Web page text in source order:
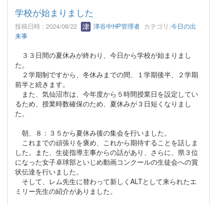
学校が始まりました
投稿日時 : 2024/08/22 津谷中HP管理者 カテゴリ:今日の出
来事
３３日間の夏休みが終わり、今日から学校が始まりまし
た。
２学期制ですから、冬休みまでの間、１学期後半、２学期
前半と続きます。
また、気仙沼市は、今年度から５時間授業日を設定してい
るため、授業時数確保のため、夏休みが３日短くなりまし
た。
朝、８：３５から夏休み後の集会を行いました。
これまでの頑張りを褒め、これから期待することを話しま
した。また、生徒指導主事からの話があり、さらに、県３位
になった女子卓球部といじめ動画コンクールの生徒会への賞
状伝達を行いました。
そして、レム先生に替わって新しくALTとして来られたエ
ミリー先生の紹介がありました。